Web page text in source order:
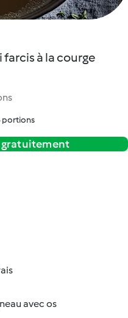
à la courge
portions
gratuitement
avec os